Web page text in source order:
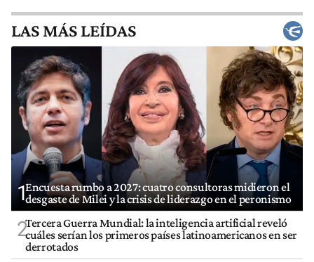
LAS MÁS LEÍDAS
1Encuesta rumbo a 2027: cuatro consultoras midieron el
desgaste de Milei y la crisis de liderazgo en el peronismo
2Tercera Guerra Mundial: la inteligencia artificial reveló
cuáles serían los primeros países latinoamericanos en ser
derrotados